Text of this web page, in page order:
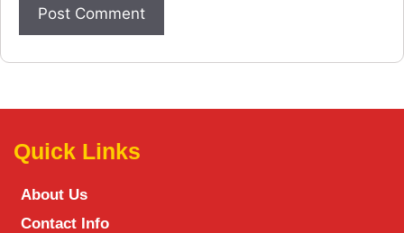
Quick Links
About Us
Contact Info